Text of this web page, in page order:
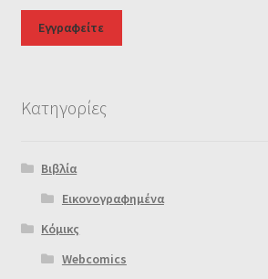
Κατηγορίες
Βιβλία
Εικονογραφημένα
Κόμικς
Webcomics